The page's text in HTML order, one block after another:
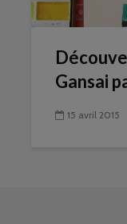
Gansai
15 avril 2015